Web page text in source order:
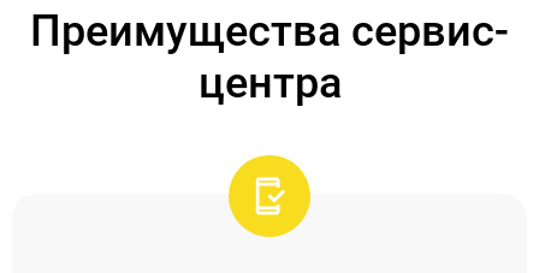
Преимущества сервис-
центра